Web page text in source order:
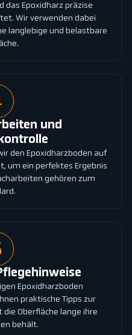
das Epoxidharz präzise
Wir verwenden dabei
langlebige und belastbare
und
den Epoxidharzboden auf
um ein perfektes Ergebnis
gehören zum
Epoxidharzboden
praktische Tipps zur
die Oberfläche lange ihre
behält.